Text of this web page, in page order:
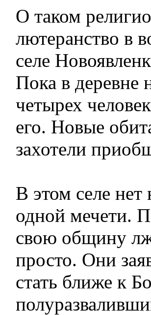
О таком
лютеранство в
селе
Пока в деревне
четырех
его. Новые
захотели
В этом селе
одной мечети.
свою общину
просто. Они
стать ближе к